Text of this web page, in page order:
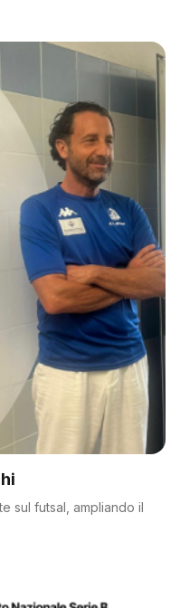
sul futsal, ampliando il